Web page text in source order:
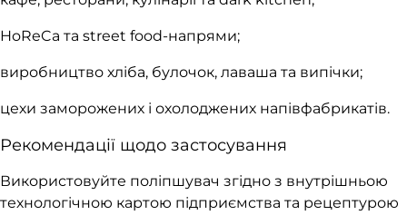
HoReCa та street food-напрями;
виробництво хліба, булочок, лаваша та випічки;
цехи заморожених і охолоджених напівфабрикатів.
Рекомендації щодо застосування
Використовуйте поліпшувач згідно з внутрішньою
технологічною картою підприємства та рецептурою